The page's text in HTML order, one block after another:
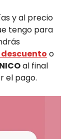
y al precio
tengo para
descuento o
al final
el pago.